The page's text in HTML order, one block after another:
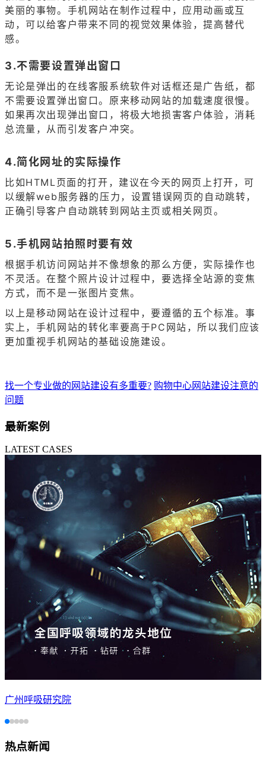
美丽的事物。手机网站在制作过程中，应用动画或互
动，可以给客户带来不同的视觉效果体验，提高替代
感。
3.不需要设置弹出窗口
无论是弹出的在线客服系统软件对话框还是广告纸，都
不需要设置弹出窗口。原来移动网站的加载速度很慢。
如果再次出现弹出窗口，将极大地损害客户体验，消耗
总流量，从而引发客户冲突。
4.简化网址的实际操作
比如HTML页面的打开，建议在今天的网页上打开，可
以缓解web服务器的压力，设置错误网页的自动跳转，
正确引导客户自动跳转到网站主页或相关网页。
5.手机网站拍照时要有效
根据手机访问网站并不像想象的那么方便，实际操作也
不灵活。在整个照片设计过程中，要选择全站源的变焦
方式，而不是一张图片变焦。
以上是移动网站在设计过程中，要遵循的五个标准。事
实上，手机网站的转化率要高于PC网站，所以我们应该
更加重视手机网站的基础设施建设。
找一个专业做的网站建设有多重要? 购物中心网站建设注意的
问题
最新案例
LATEST CASES
广州呼吸研究院
热点新闻